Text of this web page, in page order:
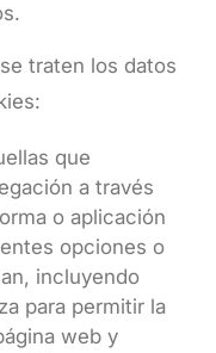
traten los datos
que
a través
o aplicación
opciones o
incluyendo
para permitir la
web y